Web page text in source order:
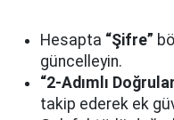
Hesapta “Şifre”
güncelleyin.
“2-Adımlı
takip ederek ek